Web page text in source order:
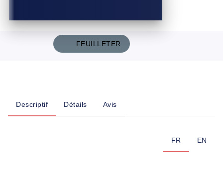
FEUILLETER
Descriptif Détails Avis
FR EN